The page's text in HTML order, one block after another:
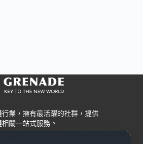
業，擁有最活躍的社群，提供
相關一站式服務。